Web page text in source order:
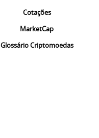
Cotações
MarketCap
Glossário Criptomoedas